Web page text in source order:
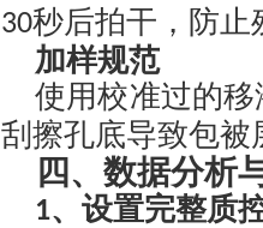
30秒后拍干，防止
加样规范
使用校准过的
刮擦孔底导致包被
四、数据分析
1、 设置完整质